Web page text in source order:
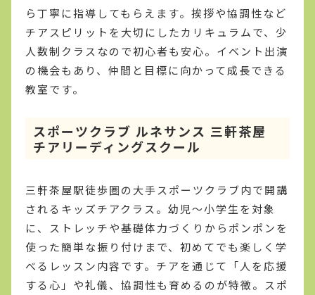
ら丁寧に指導してもらえます。挨拶や協調性など
チアスピリットを大切にしたカリキュラムで、少
人数制クラスなので初心者も安心。イベント出演
の機会もあり、仲間と目標に向かって成長できる
教室です。
スポーツクラブ ルネサンス 三軒茶屋
チアリーディングスクール
三軒茶屋駅徒歩圏の大手スポーツクラブ内で開講
されるキッズチアクラス。幼児〜小学生を対象
に、ストレッチや基礎体力づくりからポンポンを
使った簡単な振り付けまで、初めてでも楽しく学
べるレッスン内容です。チアを通じて「人を応援
する心」や礼儀、協調性も育めるのが特徴。スポ